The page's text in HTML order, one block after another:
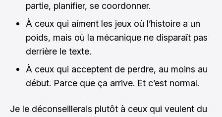
partie, planifier, se coordonner.
À ceux qui aiment les jeux où l’histoire a un
poids, mais où la mécanique ne disparaît pas
derrière le texte.
À ceux qui acceptent de perdre, au moins au
début. Parce que ça arrive. Et c’est normal.
Je le déconseillerais plutôt à ceux qui veulent du